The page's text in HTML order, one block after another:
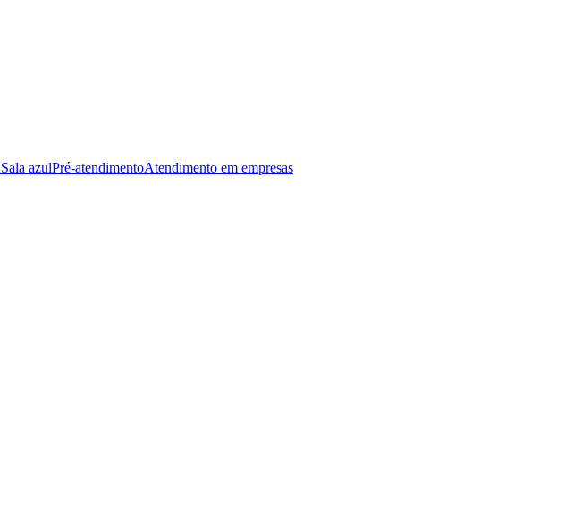
Sala azulPré-atendimentoAtendimento em empresas